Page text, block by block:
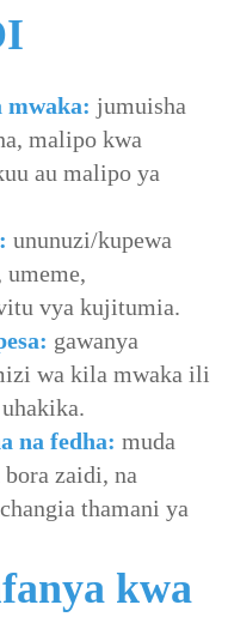
mwaka: jumuisha
malipo kwa
au malipo ya
ununuzi/kupewa
vya kujitumia.
gawanya
wa kila mwaka ili
na fedha: muda
zaidi, na
thamani ya
kwa